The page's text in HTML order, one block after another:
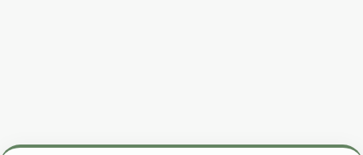
betexper.xyzm elexbet